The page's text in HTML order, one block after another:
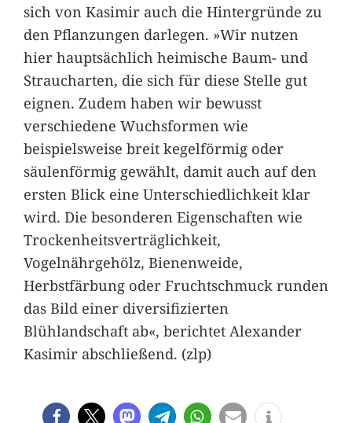
sich von Kasimir auch die Hintergründe zu
den Pflanzungen darlegen. »Wir nutzen
hier hauptsächlich heimische Baum- und
Straucharten, die sich für diese Stelle gut
eignen. Zudem haben wir bewusst
verschiedene Wuchsformen wie
beispielsweise breit kegelförmig oder
säulenförmig gewählt, damit auch auf den
ersten Blick eine Unterschiedlichkeit klar
wird. Die besonderen Eigenschaften wie
Trockenheitsverträglichkeit,
Vogelnährgehölz, Bienenweide,
Herbstfärbung oder Fruchtschmuck runden
das Bild einer diversifizierten
Blühlandschaft ab«, berichtet Alexander
Kasimir abschließend. (zlp)